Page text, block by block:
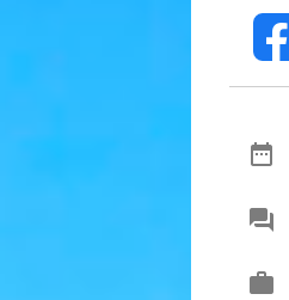
fb
date_range
chat
work